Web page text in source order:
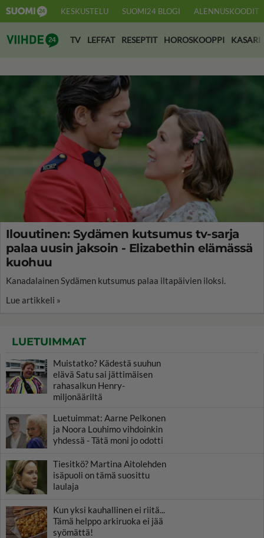
KESKUSTELU SUOMI24 BLOGI ALENNUSKOODIT
Suomi24 Viihde
TV LEFFAT RESEPTIT HOROSKOOPPI KASARI
Ilouutinen: Sydämen kutsumus tv-sarja
palaa uusin jaksoin - Elizabethin elämässä
kuohuu
Kanadalainen Sydämen kutsumus palaa iltapäivien iloksi.
Lue artikkeli »
LUETUIMMAT
Muistatko? Kädestä suuhun
elävä Satu sai jättimäisen
rahasalkun Henry-
miljonääriltä
Luetuimmat: Aarne Pelkonen
ja Noora Louhimo vihdoinkin
yhdessä - Tätä moni jo odotti
Tiesitkö? Martina Aitolehden
isäpuoli on tämä suosittu
laulaja
Kun yksi kauhallinen ei riitä...
Tämä helppo arkiruoka ei jää
syömättä!